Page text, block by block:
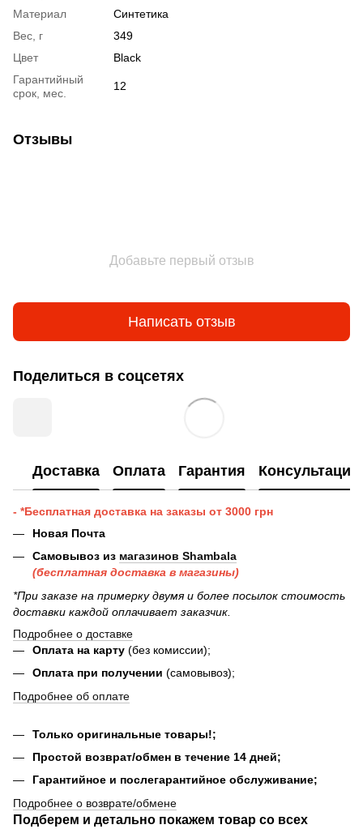
Материал
Синтетика
Вес, г
349
Цвет
Black
Гарантийный
срок, мес.
12
Отзывы
Добавьте первый отзыв
Написать отзыв
Поделиться в соцсетях
Доставка Оплата Гарантия Консультация
- *Бесплатная доставка на заказы от 3000 грн
Новая Почта
Самовывоз из магазинов Shambala
(бесплатная доставка в магазины)
*При заказе на примерку двумя и более посылок стоимость
доставки каждой оплачивает заказчик.
Подробнее о доставке
Оплата на карту (без комиссии);
Оплата при получении (самовывоз);
Подробнее об оплате
Только оригинальные товары!;
Простой возврат/обмен в течение 14 дней;
Гарантийное и послегарантийное обслуживание;
Подробнее о возврате/обмене
Подберем и детально покажем товар со всех